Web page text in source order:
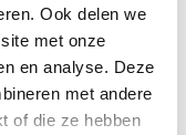
Ook delen we
met onze
en analyse. Deze
met andere
of die ze hebben